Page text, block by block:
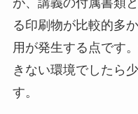
が、講義の付属書類
る印刷物が比較的多
用が発生する点です
きない環境でしたら
す。